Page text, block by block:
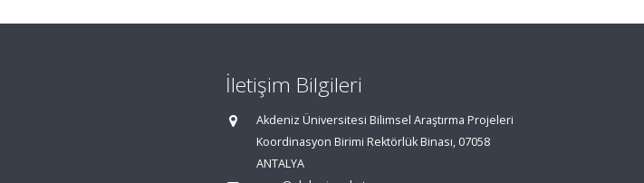
İletişim Bilgileri
Akdeniz Üniversitesi Bilimsel Araştırma Projeleri
Koordinasyon Birimi Rektörlük Binası, 07058
ANTALYA